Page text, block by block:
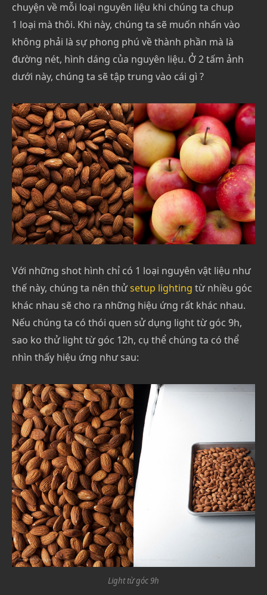
chuyện về mỗi loại nguyên liệu khi chúng ta chup
1 loại mà thôi. Khi này, chúng ta sẽ muốn nhấn vào
không phải là sự phong phú về thành phần mà là
đường nét, hình dáng của nguyên liệu. Ở 2 tấm ảnh
dưới này, chúng ta sẽ tập trung vào cái gì ?
Với những shot hình chỉ có 1 loại nguyên vật liệu như
thế này, chúng ta nên thửsetup lighting từ nhiều góc
khác nhau sẽ cho ra những hiệu ứng rất khác nhau.
Nếu chúng ta có thói quen sử dụng light từ góc 9h,
sao ko thử light từ góc 12h, cụ thể chúng ta có thể
nhìn thấy hiệu ứng như sau:
Light từ góc 9h